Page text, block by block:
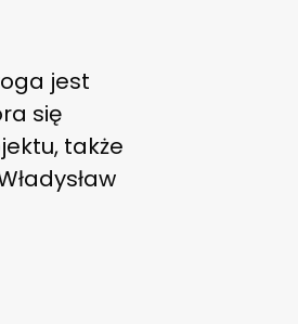
jest
się
także